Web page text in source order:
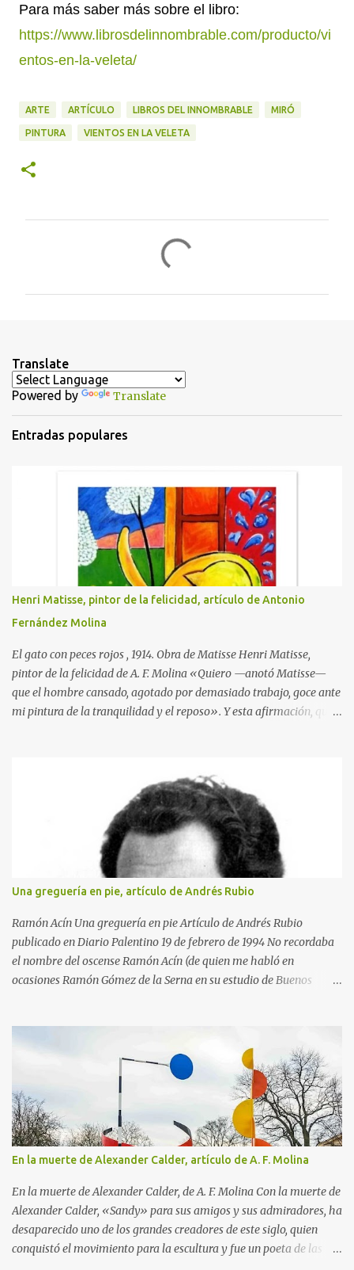
Para más saber más sobre el libro:
https://www.librosdelinnombrable.com/producto/vi
entos-en-la-veleta/
ARTE ARTÍCULO LIBROS DEL INNOMBRABLE MIRÓ
PINTURA VIENTOS EN LA VELETA
a
r
o
Translate
Powered by Translate
Entradas populares
Henri Matisse, pintor de la felicidad, artículo de Antonio
Fernández Molina
El gato con peces rojos , 1914. Obra de Matisse Henri Matisse,
pintor de la felicidad de A. F. Molina «Quiero —anotó Matisse—
que el hombre cansado, agotado por demasiado trabajo, goce ante
mi pintura de la tranquilidad y el reposo». Y esta afirmación, que
infancia y en su adolescencia parecía indicar que estaba destinado
a ser uno de los creadores plásticos más importantes de su tiempo.
Durante un año asistió en París a las clases de la Facultad de
Derecho, sin que durante él se le ocurriera visitar ningún museo ni
asistir a salas de exposiciones, y después volvió a su provincia para
empezar a trabajar como pasante con un abogado. Pero en 1890,
cuando Matisse iba a cumplir los 21 años, aconteció lo maravilloso.
Cayó enfermo y, para que se entretuviera durante la convalecencia,
su madre le regaló...
Una greguería en pie, artículo de Andrés Rubio
Ramón Acín Una greguería en pie Artículo de Andrés Rubio
publicado en Diario Palentino 19 de febrero de 1994 No recordaba
el nombre del oscense Ramón Acín (de quien me habló en
ocasiones Ramón Gómez de la Serna en su estudio de Buenos
atractivo acontecimiento parecía enmarcado en una avenida del
parque entre siluetas de árboles espléndidos. Al verlos sentí esa
sensación de lo ya conocido, aunque no había estado antes en ese
lugar. Pero me equivocaba, porque esas siluetas si me parecía
haberlas vivido antes era porque conocía la reproducción de un
magnífico cuadro de Ramón Acín, donde están presente el espíritu
de estos árboles o el de algunos hermanos suyos crecidos en el
mismo lugar. El de Huesca es un parque ideal, a la medida de la
capital del altoaragón, saludable pulmón dentro del recinto...
En la muerte de Alexander Calder, artículo de A. F. Molina
En la muerte de Alexander Calder, de A. F. Molina Con la muerte de
Alexander Calder, «Sandy» para sus amigos y sus admiradores, ha
desaparecido uno de los grandes creadores de este siglo, quien
conquistó el movimiento para la escultura y fue un poeta de las